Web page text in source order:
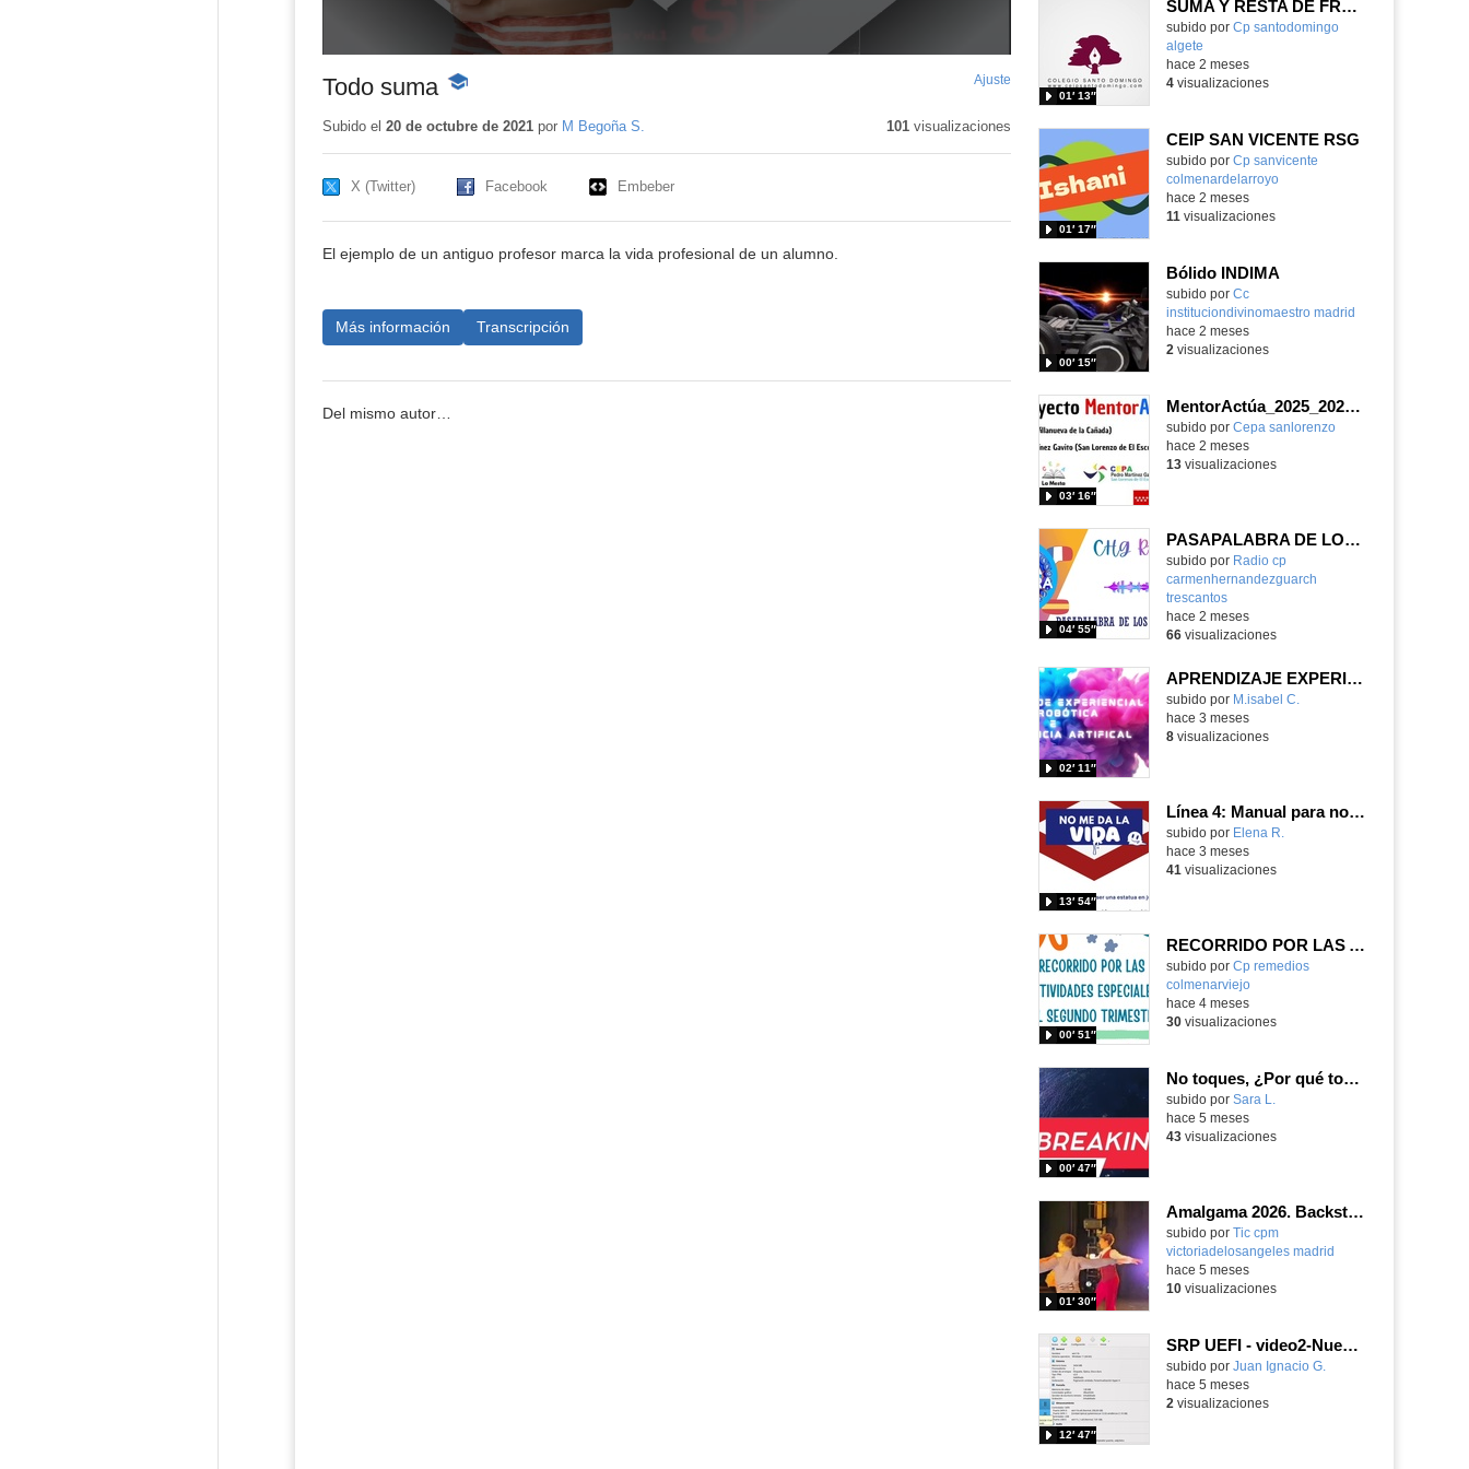
Todo suma -
educativo
Ajuste
pantalla
Subido el 20 de octubre de 2021por M Begoña S. 101visualizaciones
X (Twitter) Facebook Embeber
El ejemplo de un antiguo profesor marca la vida profesional de un alumno.
Más información Transcripción
Del mismo autor…
SUMA Y RESTA DE FRACCIONES
Contenido educativo.
subido por Cp santodomingo
algete
01′ 13″
hace 2 meses
4visualizaciones
CEIP SAN VICENTE RSG
Contenido educativo.
subido por Cp sanvicente
colmenardelarroyo
01′ 17″
-
hace 2 meses
11 visualizaciones
Bólido INDIMA
Contenido educativo.
subido por Cc
instituciondivinomaestro madrid
00′ 15″
hace 2 meses
2 visualizaciones
MentorActúa_2025_2026_Producto final_CEPA Pedro Martínez Gavito_CEPA La Mesta
subido por Cepa sanlorenzo
03′ 16″
-
hace 2 meses
13visualizaciones
PASAPALABRA DE LOS CONTINENTES - I5AÑOS
Contenido educativo.
subido por Radio cp
carmenhernandezguarch
trescantos
04′ 55″
-
hace 2 meses
66visualizaciones
APRENDIZAJE EXPERIENCIAL CON ROBÓTICA E INTELIGENCIA ARTIFICAL
Contenido educativo.
subido por M.isabel C.
02′ 11″
hace 3 meses
8visualizaciones
Línea 4: Manual para no ser una estatua en junio
Contenido educativo.
subido por Elena R.
13′ 54″
hace 3 meses
41 visualizaciones
RECORRIDO POR LAS ACTIVIDADES DEL 2º TRIMESTRE
Contenido educativo.
subido por Cp remedios
colmenarviejo
00′ 51″
-
hace 4 meses
30visualizaciones
No toques, ¿Por qué tocas?
Contenido educativo.
subido por Sara L.
00′ 47″
hace 5 meses
43visualizaciones
Amalgama 2026. Backstage.
subido por Tic cpm
victoriadelosangeles madrid
01′ 30″
hace 5 meses
10visualizaciones
SRP UEFI - video2-Nueva version del particionador para instalar SRP
Contenido educativo.
subido por Juan Ignacio G.
12′ 47″
hace 5 meses
2 visualizaciones